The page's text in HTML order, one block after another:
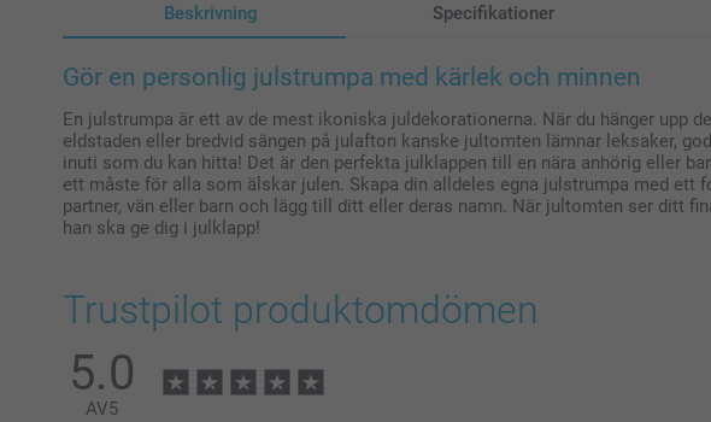
Beskrivning Specifikationer
Gör en personlig julstrumpa med kärlek och minnen
En julstrumpa är ett av de mest ikoniska juldekorationerna. När du hänger upp
eldstaden eller bredvid sängen på julafton kanske jultomten lämnar leksaker,
inuti som du kan hitta! Det är den perfekta julklappen till en nära anhörig eller
ett måste för alla som älskar julen. Skapa din alldeles egna julstrumpa med ett
partner, vän eller barn och lägg till ditt eller deras namn. När jultomten ser ditt
han ska ge dig i julklapp!
Trustpilot produktomdömen
5.0
AV5